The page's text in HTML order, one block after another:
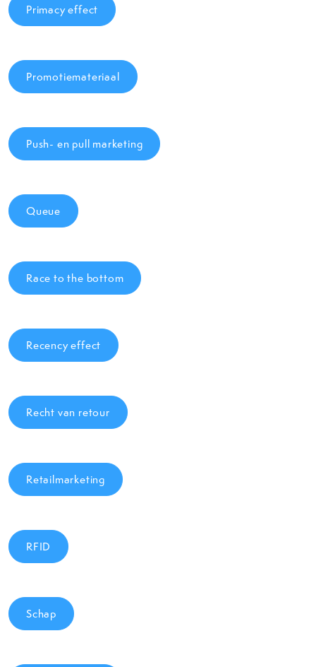
Primacy effect
Promotiemateriaal
Push- en pull marketing
Queue
Race to the bottom
Recency effect
Recht van retour
Retailmarketing
RFID
Schap